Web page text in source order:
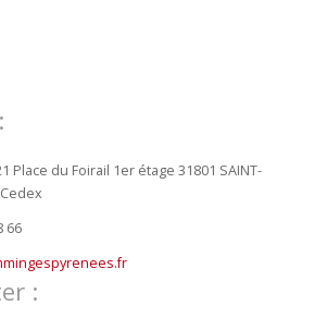
Place du Foirail 1er étage 31801 SAINT-
66
: